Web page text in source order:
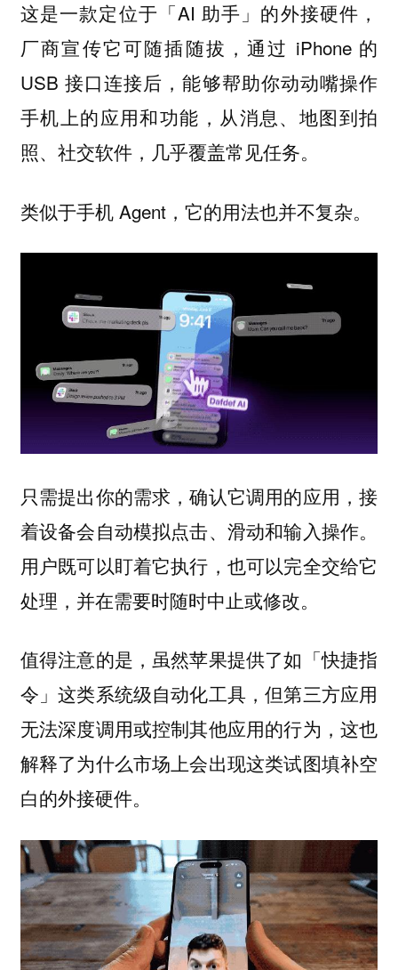
这是一款定位于「AI 助手」的外接硬件，
厂商宣传它可随插随拔，通过 iPhone 的
USB 接口连接后，能够帮助你动动嘴操作
手机上的应用和功能，从消息、地图到拍
照、社交软件，几乎覆盖常见任务。
类似于手机 Agent，它的用法也并不复杂。
只需提出你的需求，确认它调用的应用，接
着设备会自动模拟点击、滑动和输入操作。
用户既可以盯着它执行，也可以完全交给它
处理，并在需要时随时中止或修改。
值得注意的是，虽然苹果提供了如「快捷指
令」这类系统级自动化工具，但第三方应用
无法深度调用或控制其他应用的行为，这也
解释了为什么市场上会出现这类试图填补空
白的外接硬件。